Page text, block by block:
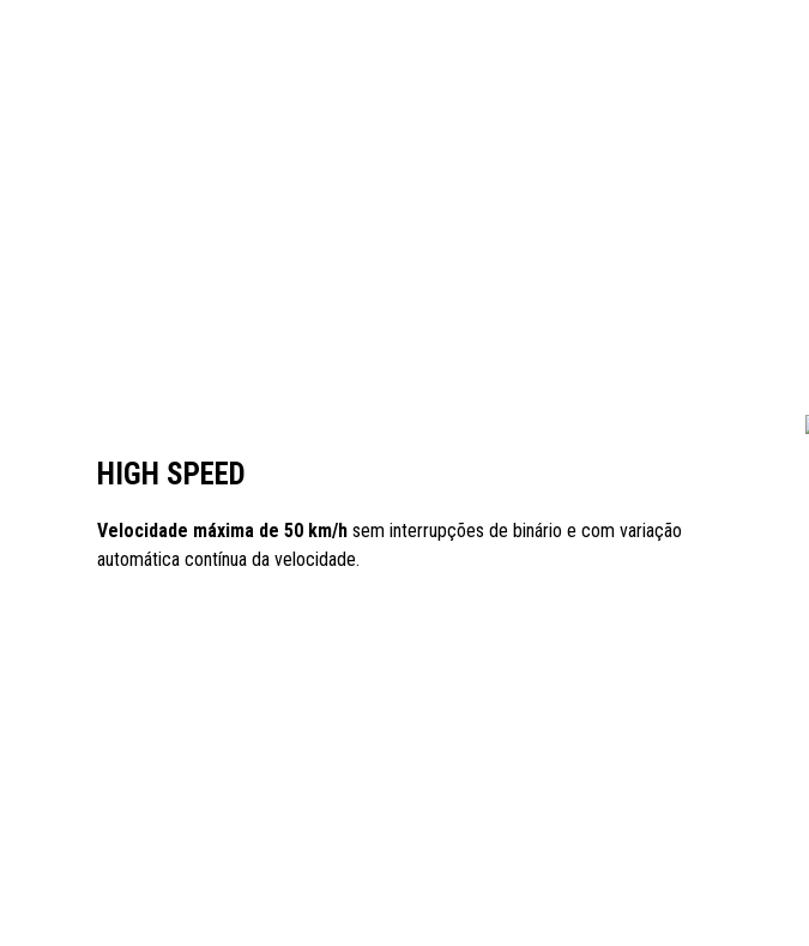
HIGH SPEED
Velocidade máxima de 50 km/hsem interrupções de binário e com variação
automática contínua da velocidade.